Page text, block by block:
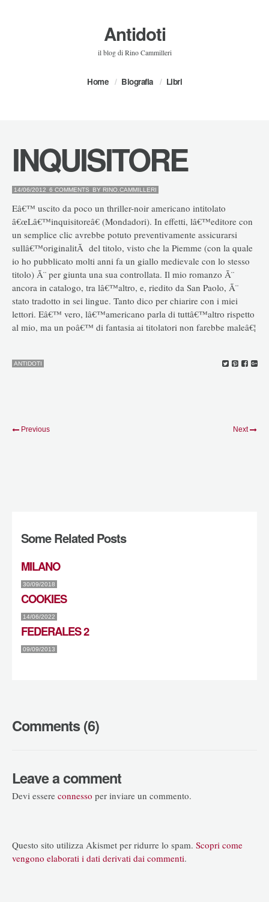
Antidoti
il blog di Rino Cammilleri
Home Biografia Libri
INQUISITORE
14/06/2012 6 COMMENTS BY RINO.CAMMILLERI
Eâ€™ uscito da poco un thriller-noir americano intitolato
â€œLâ€™inquisitoreâ€ (Mondadori). In effetti, lâ€™editore con
un semplice clic avrebbe potuto preventivamente assicurarsi
sullâ€™originalitÃ del titolo, visto che la Piemme (con la quale
io ho pubblicato molti anni fa un giallo medievale con lo stesso
titolo) Ã¨ per giunta una sua controllata. Il mio romanzo Ã¨
ancora in catalogo, tra lâ€™altro, e, riedito da San Paolo, Ã¨
stato tradotto in sei lingue. Tanto dico per chiarire con i miei
lettori. Eâ€™ vero, lâ€™americano parla di tuttâ€™altro rispetto
al mio, ma un poâ€™ di fantasia ai titolatori non farebbe maleâ€¦
ANTIDOTI
Previous Next
Some Related Posts
MILANO
30/09/2018
COOKIES
14/06/2022
FEDERALES 2
09/09/2013
Comments (6)
Leave a comment
Devi essere connesso per inviare un commento.
Questo sito utilizza Akismet per ridurre lo spam. Scopri come
vengono elaborati i dati derivati dai commenti.